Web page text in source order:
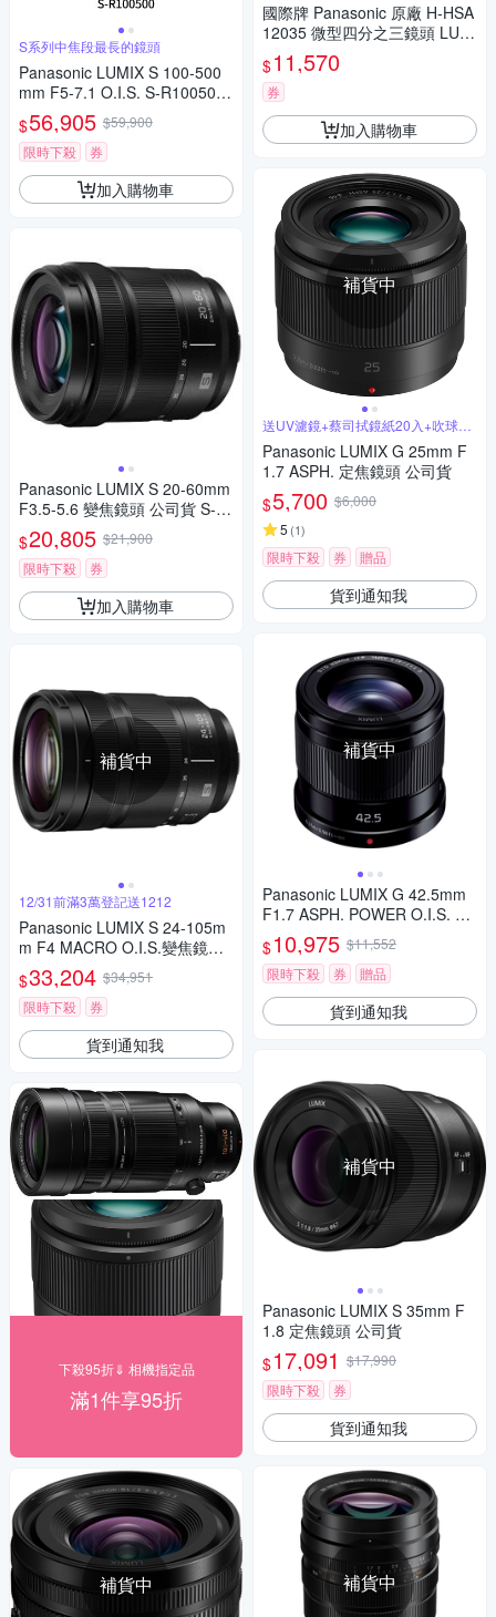
S系列中焦段最長的鏡頭
Panasonic LUMIX S 100-500
mm F5-7.1 O.I.S. S-R100500
(公司貨)
$56,905 $59,900
限時下殺
券
加入購物車
Panasonic LUMIX S 20-60mm
F3.5-5.6 變焦鏡頭 公司貨 S-R
2060
$20,805 $21,900
限時下殺
券
加入購物車
補貨中
12/31前滿3萬登記送1212
Panasonic LUMIX S 24-105m
m F4 MACRO O.I.S.變焦鏡頭
公司貨 S-R24105
$33,204 $34,951
限時下殺
券
貨到通知我
下殺95折⇓ 相機指定品
滿1件享95折
補貨中
國際牌 Panasonic 原廠 H-HSA
12035 微型四分之三鏡頭 LUMI
X G X VARIO 12-35mm 相機
$11,570
券
加入購物車
補貨中
送UV濾鏡+蔡司拭鏡紙20入+吹球拭
筆組
Panasonic LUMIX G 25mm F
1.7 ASPH. 定焦鏡頭 公司貨
$5,700 $6,000
5 (1)
限時下殺 券 贈品
貨到通知我
補貨中
Panasonic LUMIX G 42.5mm
F1.7 ASPH. POWER O.I.S. 大
光圈 定焦鏡頭 公司貨
$10,975 $11,552
限時下殺
券 贈品
貨到通知我
補貨中
Panasonic LUMIX S 35mm F
1.8 定焦鏡頭 公司貨
$17,091 $17,990
限時下殺
券
貨到通知我
補貨中